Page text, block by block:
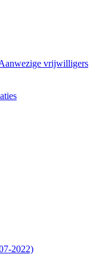
vrijwilligers
2022)